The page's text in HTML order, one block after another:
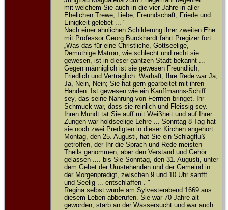
mit welchem Sie auch in die vier Jahre in aller
Ehelichen Trewe, Liebe, Freundschaft, Friede und
Einigkeit gelebet ... "
Nach einer ähnlichen Schilderung ihrer zweiten Ehe
mit Professor Georg Burckhardt fährt Pregizer fort:
„Was das für eine Christliche, Gottseelige,
Demüthige Matron, wie schlecht und recht sie
gewesen, ist in dieser gantzen Stadt bekannt ...
Gegen männiglich ist sie gewesen Freundlich,
Friedlich und Verträglich: Warhaft, Ihre Rede war Ja,
Ja, Nein, Nein; Sie hat gern gearbeitet mit ihren
Händen. Ist gewesen wie ein Kauffmanns-Schiff
sey, das seine Nahrung von Ferrnen bringet. Ihr
Schmuck war, dass sie reinlich und Fleissig sey.
Ihren Mundt tat Sie auff mit Weißheit und auf Ihrer
Zungen war holdseelige Lehre ... Sonntag 8 Tag hat
sie noch zwei Predigten in dieser Kirchen angehört.
Montag, den 25. Augusti, hat Sie ein Schlagfluß
getroffen, der Ihr die Sprach und Rede meisten
Theils genommen, aber den Verstand und Gehör
gelassen .... bis Sie Sonntag, den 31. Augusti, unter
dem Gebet der Umstehenden und der Gemeind in
der Morgenpredigt, zwischen 9 und 10 Uhr sanfft
und Seelig ... entschlaffen . "
Regina selbst wurde am Sylvesterabend 1669 aus
diesem Leben abberufen. Sie war 70 Jahre alt
geworden, starb an der Wassersucht und war auch